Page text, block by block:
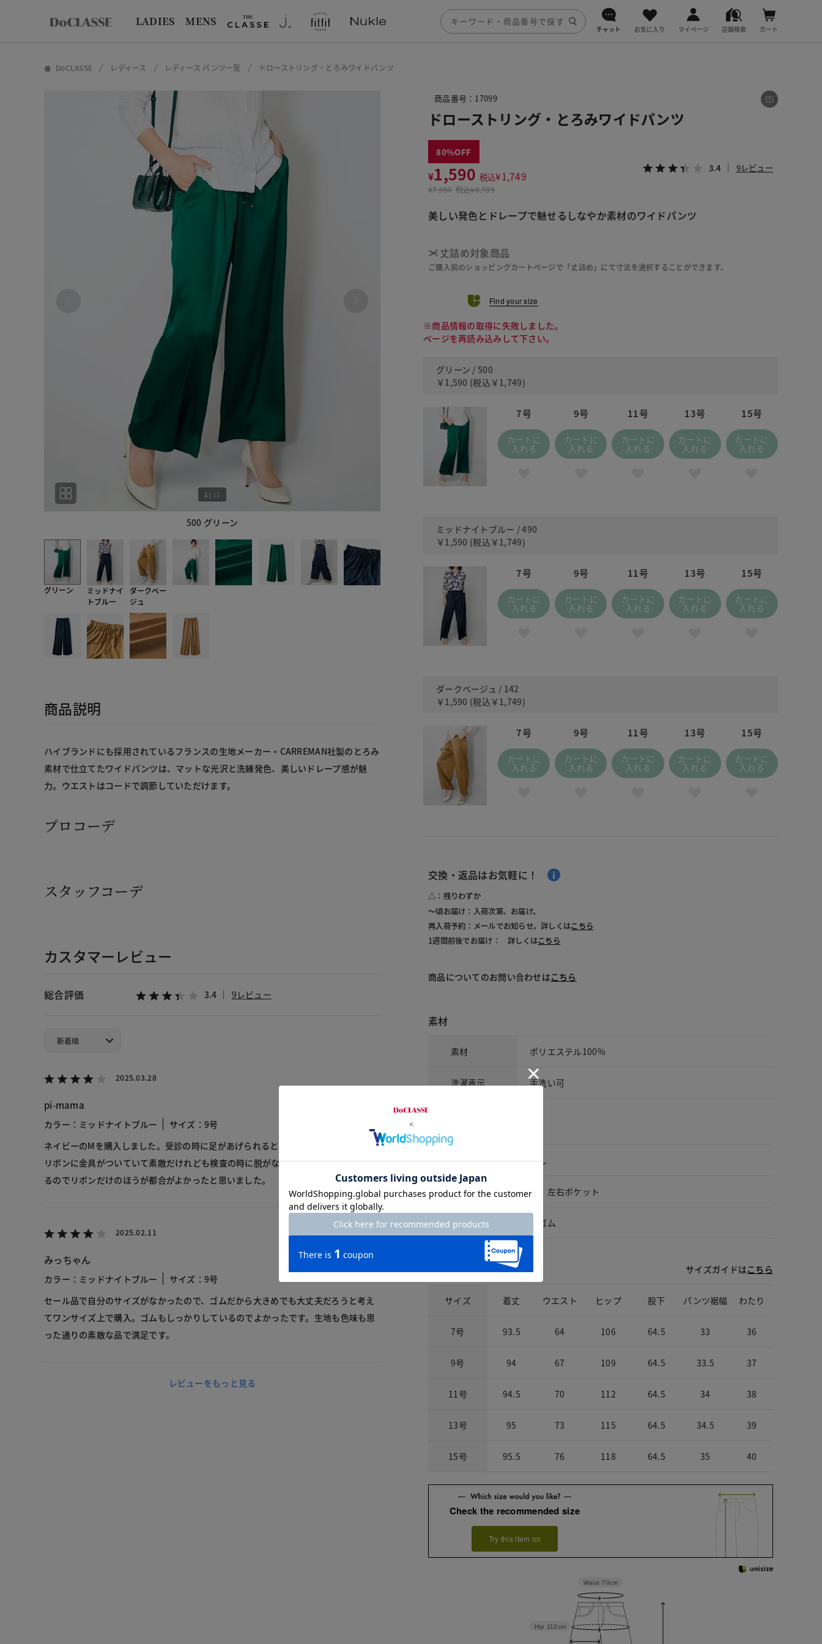
LADIES MENS
チャット お気に入り マイページ 店舗検索 カート
DoCLASSE レディース レディース パンツ一覧 ドローストリング・とろみワイドパンツ
500 グリーン
1 | 12
グリーン
ミッドナイ
トブルー
ダークベー
ジュ
商品説明
ハイブランドにも採用されているフランスの生地メーカー・CARREMAN社製のとろみ
素材で仕立てたワイドパンツは、マットな光沢と洗練発色、美しいドレープ感が魅
力。ウエストはコードで調節していただけます。
プロコーデ
スタッフコーデ
カスタマーレビュー
総合評価 3.4 9レビュー
2025.03.28
pi-mama
カラー：ミッドナイトブルー
サイズ：9号
ネイビーのMを購入しました。受診の時に足があげられると思って買ったのですが、
リボンに金具がついていて素敵だけれども検査の時に脱がなければいけないこともあ
るのでリボンだけのほうが都合がよかったと思いました。
2025.02.11
みっちゃん
カラー：ミッドナイトブルー
サイズ：9号
セール品で自分のサイズがなかったので、ゴムだから大きめでも大丈夫だろうと考え
てワンサイズ上で購入。ゴムもしっかりしているのでよかったです。生地も色味も思
った通りの素敵な品で満足です。
レビューをもっと見る
商品番号：17099
ドローストリング・とろみワイドパンツ
80
¥1,590 税込¥1,749
¥7,990 税込¥8,789
3.4 9レビュー
美しい発色とドレープで魅せるしなやか素材のワイドパンツ
丈詰め対象商品
ご購入前のショッピングカートページで「丈詰め」にて寸法を選択することができます。
Find your size
※商品情報の取得に失敗しました。
ページを再読み込みして下さい。
グリーン / 500
￥1,590 (税込 ￥1,749)
7号
カートに
入れる
9号
カートに
入れる
11号
カートに
入れる
13号
カートに
入れる
15号
カートに
入れる
ミッドナイトブルー / 490
￥1,590 (税込 ￥1,749)
7号
カートに
入れる
9号
カートに
入れる
11号
カートに
入れる
13号
カートに
入れる
15号
カートに
入れる
ダークベージュ / 142
￥1,590 (税込 ￥1,749)
7号
カートに
入れる
9号
カートに
入れる
11号
カートに
入れる
13号
カートに
入れる
15号
カートに
入れる
交換・返品はお気軽に！
△：残りわずか
～頃お届け：入荷次第、お届け。
再入荷予約：メールでお知らせ。詳しくはこちら
1週間前後でお届け： 詳しくはこちら
商品についてのお問い合わせはこちら
素材
素材 ポリエステル100%
洗濯表示 手洗い可
裏地 なし
ポケット 前：左右ポケット
ウエスト仕様 総ゴム
サイズ詳細 サイズガイドはこちら
サイズ 着丈 ウエスト ヒップ 股下 パンツ裾幅 わたり
7号 93.5 64 106 64.5 33 36
9号 94 67 109 64.5 33.5 37
11号 94.5 70 112 64.5 34 38
13号 95 73 115 64.5 34.5 39
15号 95.5 76 118 64.5 35 40
Check the recommended size
Try this item on
Hip 112cm
Waist 70cm